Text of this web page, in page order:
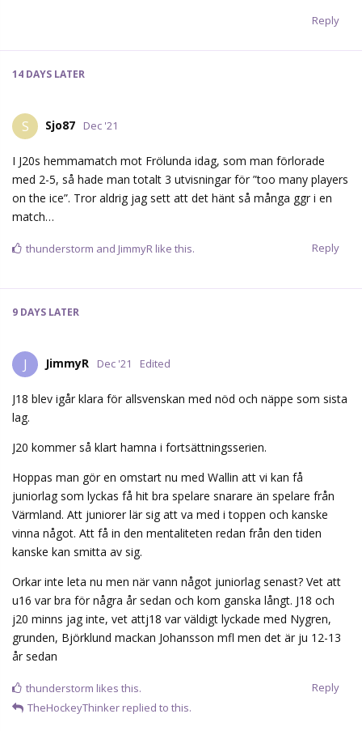
Reply
14 DAYS LATER
S Sjo87 Dec '21
I J20s hemmamatch mot Frölunda idag, som man förlorade
med 2-5, så hade man totalt 3 utvisningar för ”too many players
on the ice”. Tror aldrig jag sett att det hänt så många ggr i en
match…
Reply
thunderstorm and JimmyR like this.
9 DAYS LATER
J JimmyR Dec '21 Edited
J18 blev igår klara för allsvenskan med nöd och näppe som sista
lag.
J20 kommer så klart hamna i fortsättningsserien.
Hoppas man gör en omstart nu med Wallin att vi kan få
juniorlag som lyckas få hit bra spelare snarare än spelare från
Värmland. Att juniorer lär sig att va med i toppen och kanske
vinna något. Att få in den mentaliteten redan från den tiden
kanske kan smitta av sig.
Orkar inte leta nu men när vann något juniorlag senast? Vet att
u16 var bra för några år sedan och kom ganska långt. J18 och
j20 minns jag inte, vet attj18 var väldigt lyckade med Nygren,
grunden, Björklund mackan Johansson mfl men det är ju 12-13
år sedan
Reply
thunderstorm likes this.
TheHockeyThinker replied to this.